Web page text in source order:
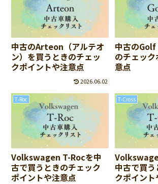
中古のArteon（アルテオ
ン）を買うときのチェッ
クポイントや注意点
2026.06.02
中古のGolf
のチェッ
意点
T‑Roc
Volkswagen T-Rocを中
古で買うときのチェック
ポイントや注意点
T‑Cross
中古で買
クポイント